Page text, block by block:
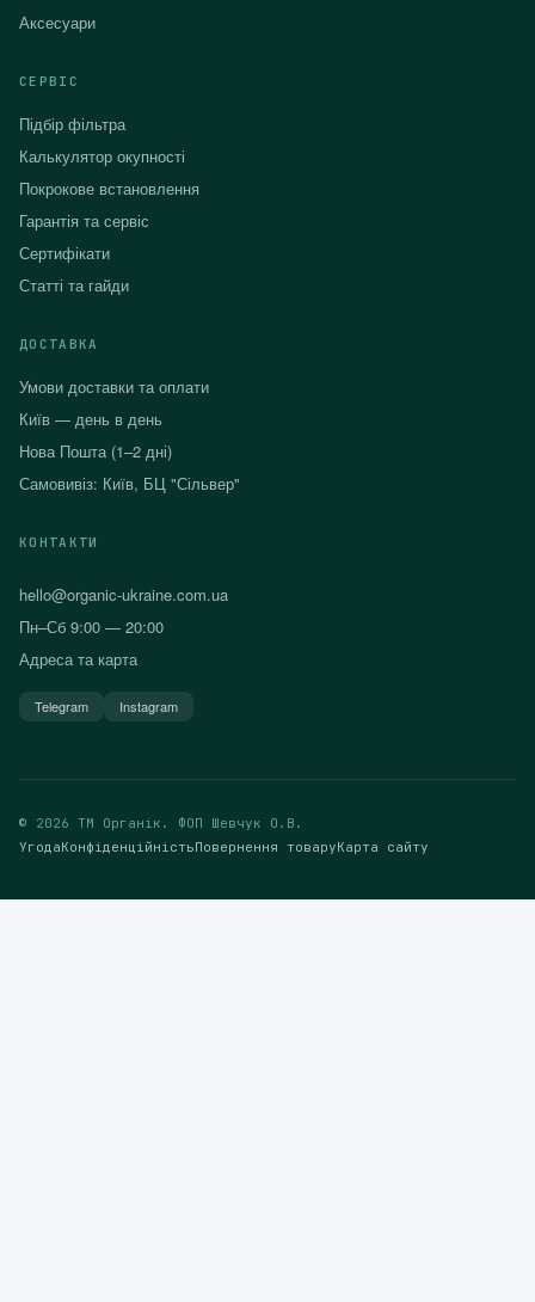
Аксесуари
СЕРВІС
Підбір фільтра
Калькулятор окупності
Покрокове встановлення
Гарантія та сервіс
Сертифікати
Статті та гайди
ДОСТАВКА
Умови доставки та оплати
Київ — день в день
Нова Пошта (1–2 дні)
Самовивіз: Київ, БЦ "Сільвер"
КОНТАКТИ
hello@organic-ukraine.com.ua
Пн–Сб 9:00 — 20:00
Адреса та карта
Telegram Instagram
© 2026 ТМ Органік. ФОП Шевчук О.В.
УгодаКонфіденційністьПовернення товаруКарта сайту